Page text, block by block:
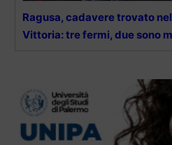
Ragusa, cadavere trovato
Vittoria: tre fermi, due sono